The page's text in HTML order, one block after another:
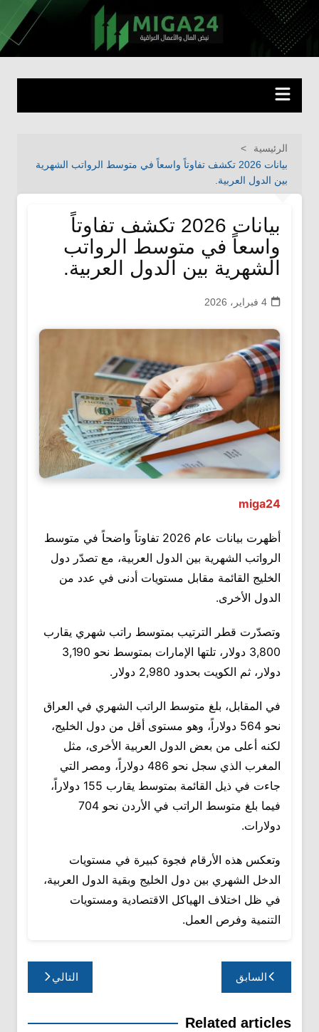
التجاوز
إلى
المحتوى
miga24.com نبض المال والأعمال العراقية
الرئيسية
بيانات 2026 تكشف تفاوتاً واسعاً في متوسط الرواتب الشهرية
بين الدول العربية.
بيانات 2026 تكشف تفاوتاً
واسعاً في متوسط الرواتب
الشهرية بين الدول العربية.
4 فبراير، 2026
miga24
أظهرت بيانات عام 2026 تفاوتاً واضحاً في متوسط
الرواتب الشهرية بين الدول العربية، مع تصدّر دول
الخليج القائمة مقابل مستويات أدنى في عدد من
الدول الأخرى.
وتصدّرت قطر الترتيب بمتوسط راتب شهري يقارب
3,800 دولار، تلتها الإمارات بمتوسط نحو 3,190
دولار، ثم الكويت بحدود 2,980 دولار.
في المقابل، بلغ متوسط الراتب الشهري في العراق
نحو 564 دولاراً، وهو مستوى أقل من دول الخليج،
لكنه أعلى من بعض الدول العربية الأخرى، مثل
المغرب الذي سجل نحو 486 دولاراً، ومصر التي
جاءت في ذيل القائمة بمتوسط يقارب 155 دولاراً،
فيما بلغ متوسط الراتب في الأردن نحو 704
دولارات.
وتعكس هذه الأرقام فجوة كبيرة في مستويات
الدخل الشهري بين دول الخليج وبقية الدول العربية،
في ظل اختلاف الهياكل الاقتصادية ومستويات
التنمية وفرص العمل.
تصفّح
المقالات
السابق التالي
Related articles